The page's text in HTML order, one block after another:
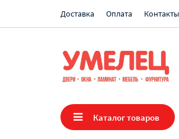
Доставка Оплата Контакты
Каталог товаров